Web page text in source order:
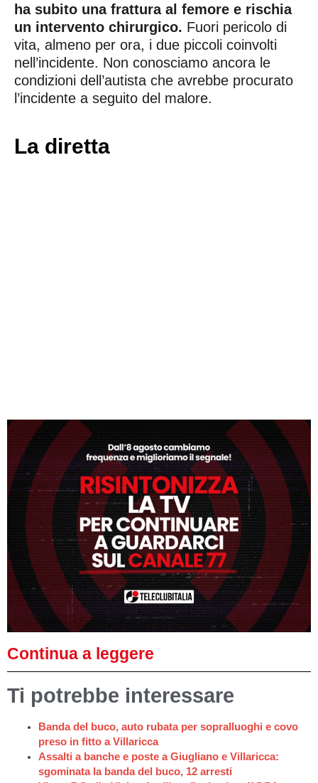
ha subito una frattura al femore e rischia
un intervento chirurgico. Fuori pericolo di
vita, almeno per ora, i due piccoli coinvolti
nell’incidente. Non conosciamo ancora le
condizioni dell’autista che avrebbe procurato
l’incidente a seguito del malore.
La diretta
Continua a leggere
Ti potrebbe interessare
Banda del buco, auto rubata per sopralluoghi e covo
preso in fitto a Villaricca
Assalti a banche e poste a Giugliano e Villaricca:
sgominata la banda del buco, 12 arresti